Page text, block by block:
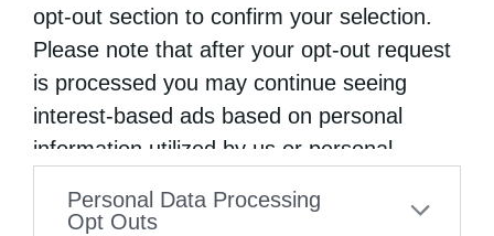
opt-out section to confirm your selection.
Please note that after your opt-out request
is processed you may continue seeing
interest-based ads based on personal
information utilized by us or personal
to your opt-out. You may separately opt-out
Personal Data Processing
Opt Outs